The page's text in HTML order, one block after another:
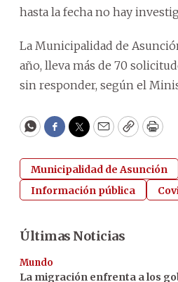
hasta la fecha no hay
La Municipalidad de
año, lleva más de 70
sin responder, según el
WhatsApp
Facebook
Twitter
EmailCopyPrint
Municipalidad de Asunción
Información pública
Últimas Noticias
Mundo
La migración enfrenta a los